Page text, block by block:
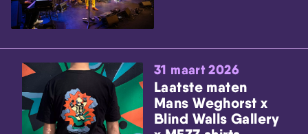
31 maart 2026
Laatste maten
Mans Weghorst x
Blind Walls Gallery